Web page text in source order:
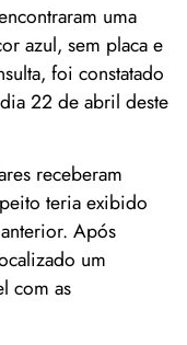
uma
azul, sem placa e
foi constatado
22 de abril deste
receberam
teria exibido
Após
um
com as